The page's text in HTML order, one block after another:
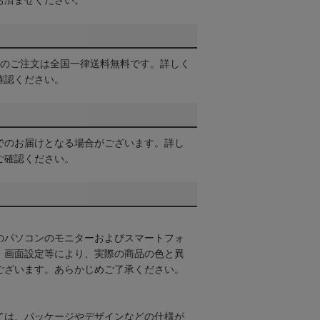
ご注文は全国一律送料無料です。詳しく
認ください。
お届けとなる場合がございます。詳し
確認ください。
ソコンのモニターおよびスマートフォ
画面設定等により、実際の商品の色と異
います。あらかじめご了承ください。
は、パッケージやデザインなどの仕様が